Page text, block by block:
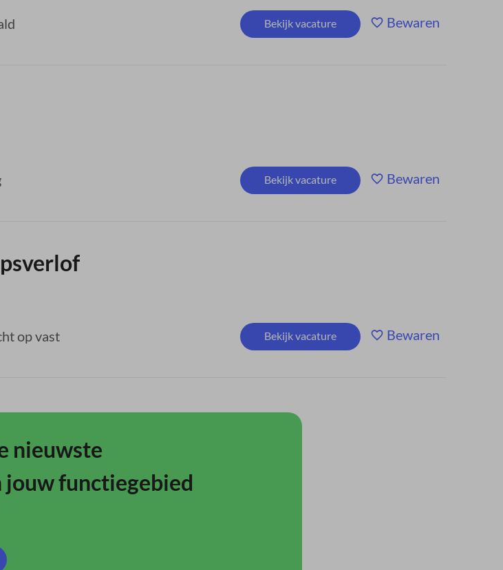
Bekijk vacature Bewaren
Bekijk vacature Bewaren
op vast Bekijk vacature Bewaren
nieuwste
jouw functiegebied